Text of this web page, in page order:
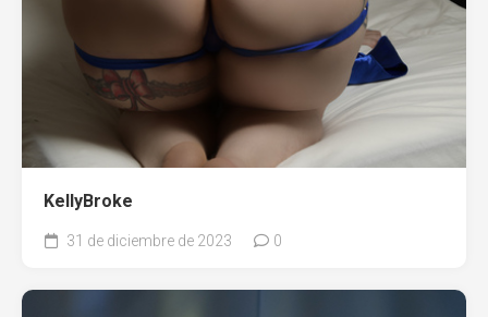
KellyBroke
31 de diciembre de 2023 0